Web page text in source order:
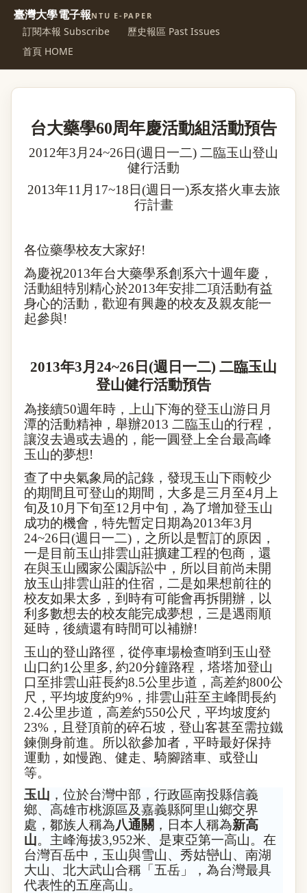
臺灣大學電子報NTU E-PAPER
訂閱本報 Subscribe
歷史報區 Past Issues
首頁 HOME
台大藥學60周年慶活動組活動預告
2012年3 月 24~26 日(週日一二) 二臨玉山登山
健行活動
2013年11 月 17~18 日(週日一)系友搭火車去旅
行計畫
各位藥學校友大家好!
為慶祝2013年台大藥學系創系六十週年慶，
活動組特別精心於2013年安排二項活動有益
身心的活動，歡迎有興趣的校友及親友能一
起參與!
2013年3月 24~26 日 (週日一二) 二臨玉山
登山健行活動預告
為接續50週年時，上山下海的登玉山游日月
潭的活動精神，舉辦2013 二臨玉山的行程，
讓沒去過或去過的，能一圓登上全台最高峰
玉山的夢想!
查了中央氣象局的記錄，發現玉山下雨較少
的期間且可登山的期間，大多是三月至4月上
旬及10 月下旬至12 月中旬，為了增加登玉山
成功的機會，特先暫定日期為2013年3 月
24~26 日(週日一二) ，之所以是暫訂的原因，
一是目前玉山排雲山莊擴建工程的包商，還
在與玉山國家公園訴訟中，所以目前尚未開
放玉山排雲山莊的住宿，二是如果想前往的
校友如果太多，到時有可能會再拆開辦，以
利多數想去的校友能完成夢想，三是遇雨順
延時，後續還有時間可以補辦!
玉山的登山路徑，從停車場檢查哨到玉山登
山口約1公里多, 約20分鐘路程，塔塔加登山
口至排雲山莊長約8.5公里步道，高差約800公
尺，平均坡度約9% ，排雲山莊至主峰間長約
2.4公里步道，高差約550公尺，平均坡度約
23% ，且登頂前的碎石坡，登山客甚至需拉鐵
鍊側身前進。所以欲參加者，平時最好保持
運動，如慢跑、健走、騎腳踏車、或登山
等。
玉山 ，位於台灣中部 ，行政區南投縣信義
鄉、 高雄市桃源區及嘉義縣阿里山鄉交界
處， 鄒族人稱為八通關 ，日本人稱為新高
山。主峰海拔3,952米、是東亞第一高山。在
台灣百岳中，玉山與雪山、 秀姑巒山、 南湖
大山、 北大武山合稱「五岳」，為台灣最具
代表性的五座高山。